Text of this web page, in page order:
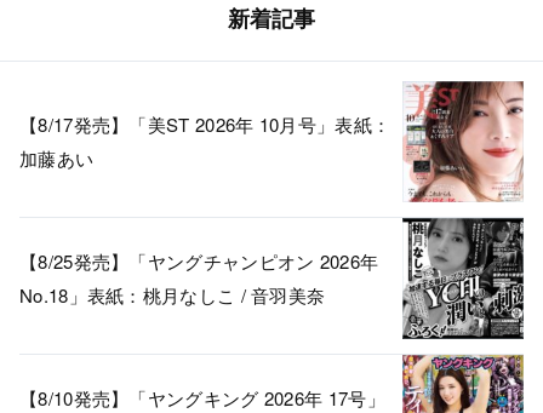
新着記事
【8/17発売】「美ST 2026年 10月号」表紙：
加藤あい
【8/25発売】「ヤングチャンピオン 2026年
No.18」表紙：桃月なしこ / 音羽美奈
【8/10発売】「ヤングキング 2026年 17号」